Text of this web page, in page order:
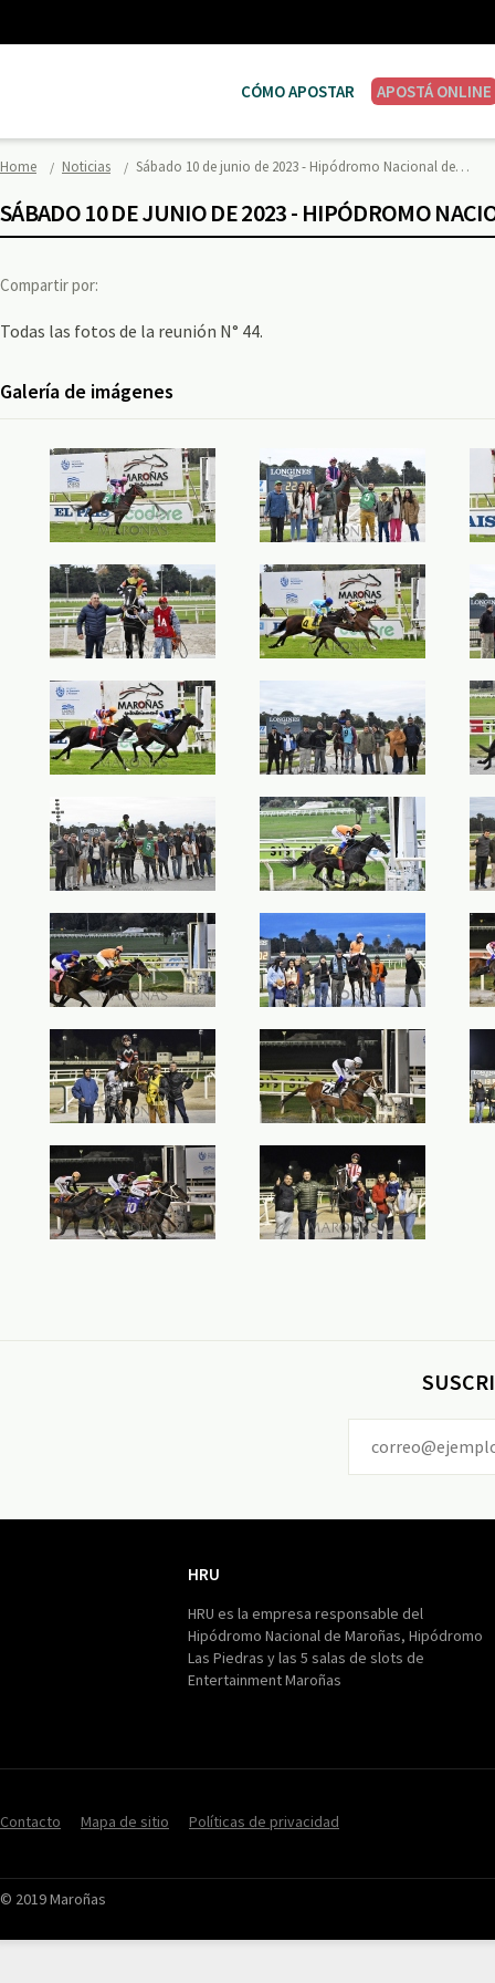
CÓMO APOSTAR APOSTÁ ONLINE
Home Noticias Sábado 10 de junio de 2023 - Hipódromo Nacional de…
SÁBADO 10 DE JUNIO DE 2023 - HIPÓDROMO
Compartir por:
Todas las fotos de la reunión N° 44.
Galería de imágenes
HRU
HRU es la empresa responsable del
Hipódromo Nacional de Maroñas, Hipódromo
Las Piedras y las 5 salas de slots de
Entertainment Maroñas
Contacto Mapa de sitio Políticas de privacidad
© 2019 Maroñas